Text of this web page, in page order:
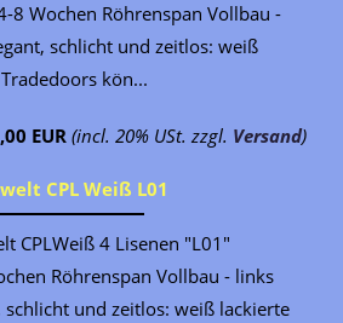
8 Wochen Röhrenspan Vollbau -
schlicht und zeitlos: weiß
kön...
EUR (incl. 20% USt. zzgl. Versand)
CPL Weiß L01
CPLWeiß 4 Lisenen "L01"
Röhrenspan Vollbau - links
schlicht und zeitlos: weiß lackierte